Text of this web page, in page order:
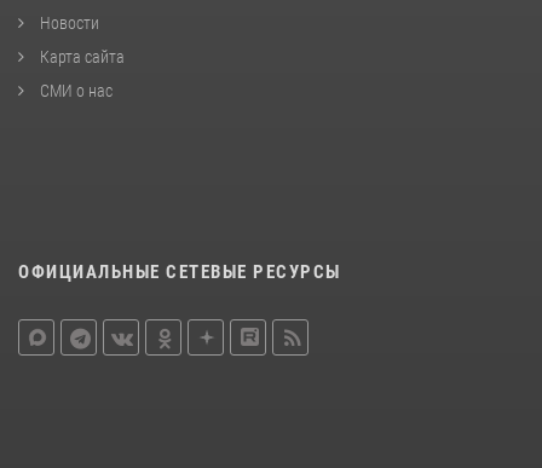
Новости
Карта сайта
СМИ о нас
ОФИЦИАЛЬНЫЕ СЕТЕВЫЕ РЕСУРСЫ